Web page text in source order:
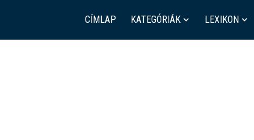
CÍMLAP KATEGÓRIÁK LEXIKON